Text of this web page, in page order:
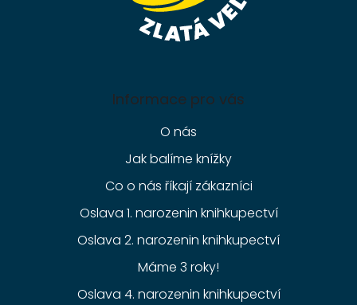
Informace pro vás
O nás
Jak balíme knížky
Co o nás říkají zákazníci
Oslava 1. narozenin knihkupectví
Oslava 2. narozenin knihkupectví
Máme 3 roky!
Oslava 4. narozenin knihkupectví